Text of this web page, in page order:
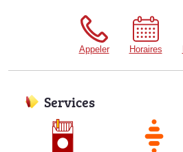
Appeler Horaires
Services